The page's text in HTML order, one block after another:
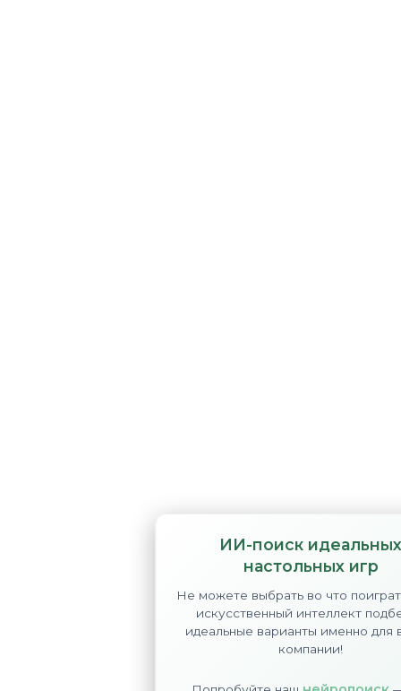
ИИ-поиск идеальных
настольных игр
Не можете выбрать во что
искусственный интеллект
идеальные варианты именно для
компании!